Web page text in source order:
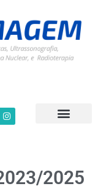
2025